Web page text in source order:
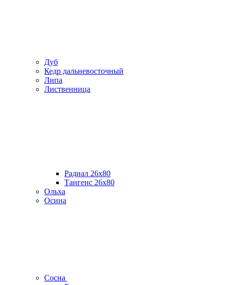
Дуб
Кедр дальневосточный
Липа
Лиственница
Радиал 26х80
Тангенс 26х80
Ольха
Осина
Сосна